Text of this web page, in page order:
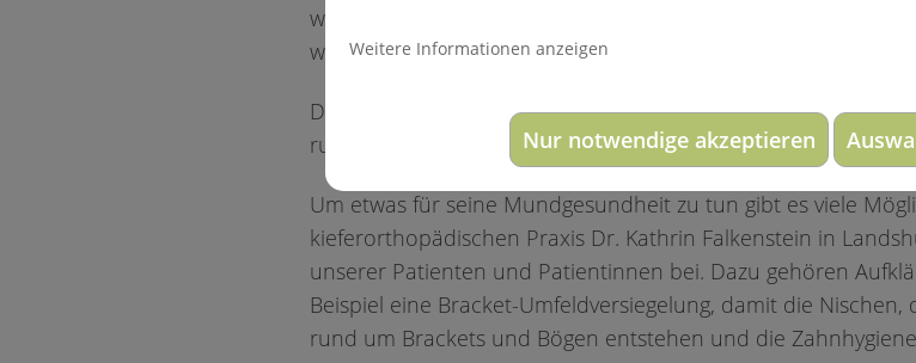
Weitere Informationen anzeigen
Nur notwendige akzeptieren
weiß man nicht was jetzt eigentlich wichtig und richtig ist. Oft
widersprechen...
Der Aktionskreis zum Tag der Zahngesundheit möchte
rund um die mundgesunde Ernährung möglich machen.
Um etwas für seine Mundgesundheit zu tun gibt es viele
kieferorthopädischen Praxis Dr. Kathrin Falkenstein in
unserer Patienten und Patientinnen bei. Dazu gehören
Beispiel eine Bracket-Umfeldversiegelung, damit die
rund um Brackets und Bögen entstehen und die